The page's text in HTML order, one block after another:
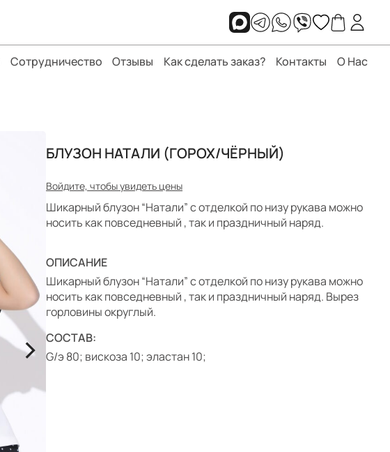
Сотрудничество Отзывы Как сделать заказ? Контакты О Нас
>
БЛУЗОН НАТАЛИ (ГОРОХ/ЧЁРНЫЙ)
Войдите, чтобы увидеть цены
Шикарный блузон “Натали” с отделкой по низу рукава можно
носить как повседневный , так и праздничный наряд.
ОПИСАНИЕ
Шикарный блузон “Натали” с отделкой по низу рукава можно
носить как повседневный , так и праздничный наряд. Вырез
горловины округлый.
СОСТАВ:
G/э 80; вискоза 10; эластан 10;